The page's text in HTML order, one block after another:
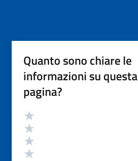
Quanto sono chiare le
informazioni su questa
pagina?
Valutazione